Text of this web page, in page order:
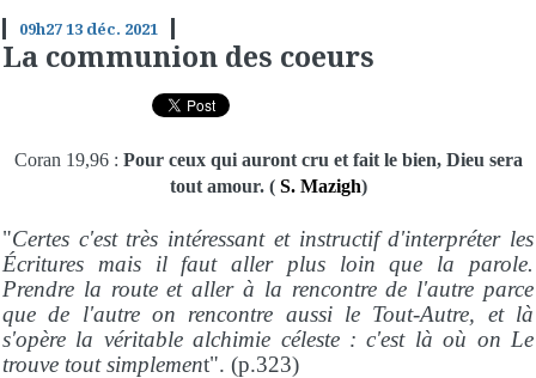
09h2713 déc. 2021
La communion des coeurs
Coran 19,96 : Pour ceux qui auront cru et fait le bien, Dieu sera
tout amour. (S. Mazigh)
"Certes c'est très intéressant et instructif d'interpréter les
Écritures mais il faut aller plus loin que la parole.
Prendre la route et aller à la rencontre de l'autre parce
que de l'autre on rencontre aussi le Tout-Autre, et là
s'opère la véritable alchimie céleste : c'est là où on Le
trouve tout simplement". (p.323)